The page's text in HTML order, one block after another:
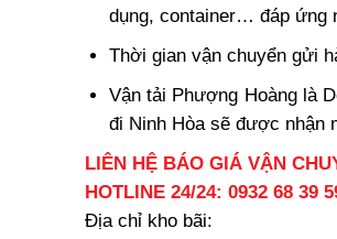
dụng, container… đáp ứng
Thời gian vận chuyển gửi
Vận tải Phượng Hoàng là
đi Ninh Hòa sẽ được nhận
LIÊN HỆ BÁO GIÁ VẬN
HOTLINE 24/24: 0932 68 39
Địa chỉ kho bãi: